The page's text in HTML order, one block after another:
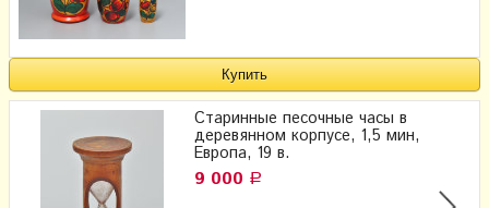
Старинные песочные часы в
деревянном корпусе, 1,5 мин,
Европа, 19 в.
9 000 Р